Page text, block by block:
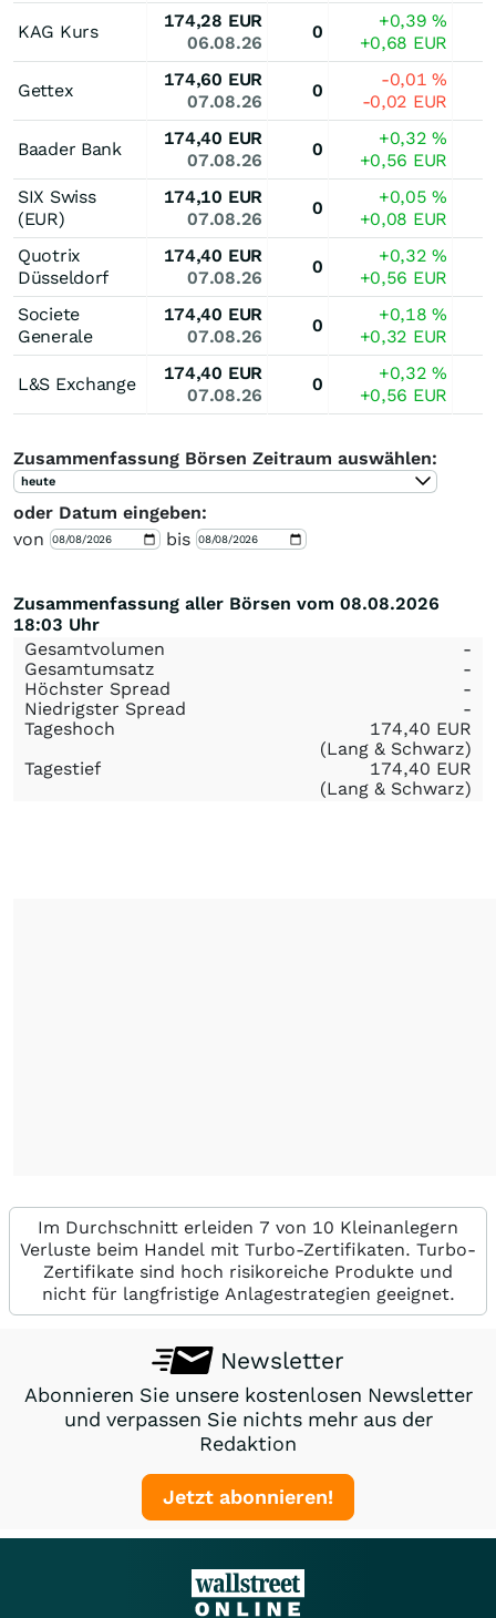
KAG Kurs
174,28 EUR
06.08.26
0
+0,39%
+0,68 EUR
Gettex
174,60 EUR
07.08.26
0
-0,01%
-0,02 EUR
Baader Bank
174,40 EUR
07.08.26
0
+0,32%
+0,56 EUR
SIX Swiss
(EUR)
174,10 EUR
07.08.26
0
+0,05%
+0,08 EUR
Quotrix
Düsseldorf
174,40 EUR
07.08.26
0
+0,32%
+0,56 EUR
Societe
Generale
174,40 EUR
07.08.26
0
+0,18%
+0,32 EUR
L&S Exchange
174,40 EUR
07.08.26
0
+0,32%
+0,56 EUR
Zusammenfassung Börsen Zeitraum auswählen:
heute
oder Datum eingeben:
von
bis
Zusammenfassung aller Börsen vom 08.08.2026
18:03 Uhr
Gesamtvolumen
-
Gesamtumsatz
-
Höchster Spread
-
Niedrigster Spread
-
Tageshoch
174,40 EUR
(Lang & Schwarz)
Tagestief
174,40 EUR
(Lang & Schwarz)
Im Durchschnitt erleiden 7 von 10 Kleinanlegern
Verluste beim Handel mit Turbo-Zertifikaten. Turbo-
Zertifikate sind hoch risikoreiche Produkte und
nicht für langfristige Anlagestrategien geeignet.
Newsletter
Abonnieren Sie unsere kostenlosen Newsletter
und verpassen Sie nichts mehr aus der
Redaktion
Jetzt abonnieren!